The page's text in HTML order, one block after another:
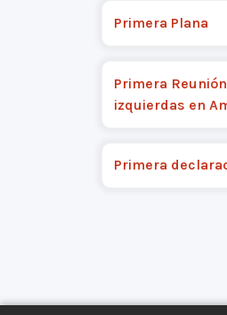
Primera Plana
Primera
izquierdas en
Primera